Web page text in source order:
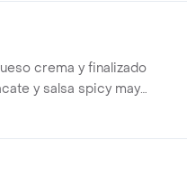
crema y finalizado
y salsa spicy mayo